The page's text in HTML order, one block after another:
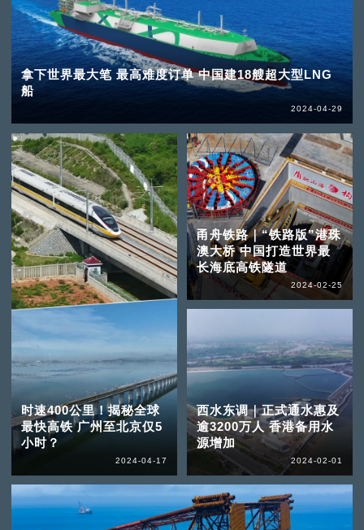
拿下世界最大笔 最高难度订单 中国建18艘超大型LNG
船
2024-04-29
时速400公里！揭秘全球
最快高铁 广州至北京仅5
小时？
2024-04-17
甬舟铁路｜“铁路版”港珠
澳大桥 中国打造世界最
长海底高铁隧道
2024-02-25
西水东调｜正式通水惠及
逾3200万人 香港备用水
源增加
2024-02-01